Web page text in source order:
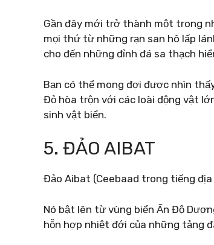
Gần đây mới trở thành một trong
mọi thứ từ những rạn san hô lấp
cho đến những đỉnh đá sa thạch
Bạn có thể mong đợi được nhìn
Đỏ hòa trộn với các loài động vật
sinh vật biển.
5. ĐẢO AIBAT
Đảo Aibat (Ceebaad trong tiếng
Nó bật lên từ vùng biển Ấn Độ
hỗn hợp nhiệt đới của những tảng